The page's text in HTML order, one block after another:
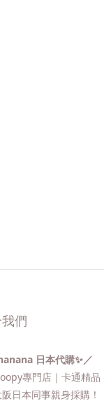
們
日本代購✨／
專門店｜卡通精
日本同事親身採購！